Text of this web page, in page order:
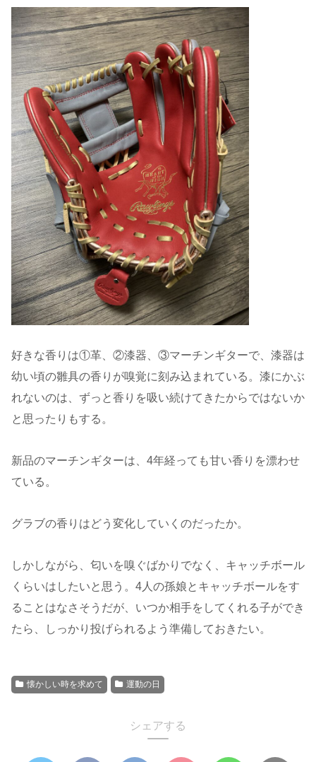
好きな香りは①革、②漆器、③マーチンギターで、漆器は
幼い頃の雛具の香りが嗅覚に刻み込まれている。漆にかぶ
れないのは、ずっと香りを吸い続けてきたからではないか
と思ったりもする。
新品のマーチンギターは、4年経っても甘い香りを漂わせ
ている。
グラブの香りはどう変化していくのだったか。
しかしながら、匂いを嗅ぐばかりでなく、キャッチボール
くらいはしたいと思う。4人の孫娘とキャッチボールをす
ることはなさそうだが、いつか相手をしてくれる子ができ
たら、しっかり投げられるよう準備しておきたい。
懐かしい時を求めて 運動の日
シェアする